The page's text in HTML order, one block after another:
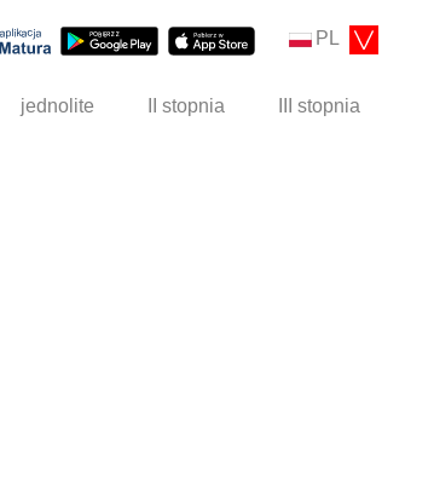
PL
jednolite II stopnia III stopnia